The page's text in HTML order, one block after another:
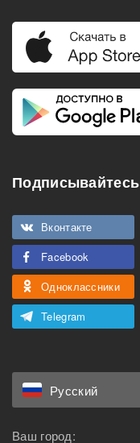
Подписывайтесь
Вконтакте
Facebook
Одноклассники
Telegram
Русский
Ваш город: